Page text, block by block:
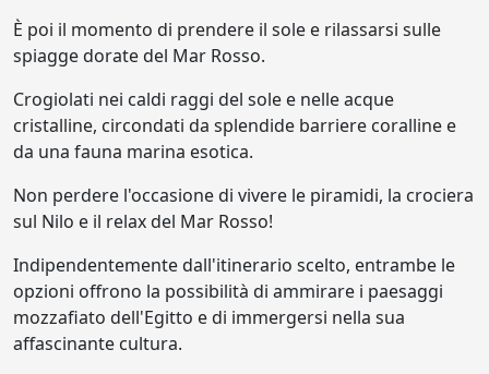
È poi il momento di prendere il sole e rilassarsi sulle
spiagge dorate del Mar Rosso.
Crogiolati nei caldi raggi del sole e nelle acque
cristalline, circondati da splendide barriere coralline e
da una fauna marina esotica.
Non perdere l'occasione di vivere le piramidi, la crociera
sul Nilo e il relax del Mar Rosso!
Indipendentemente dall'itinerario scelto, entrambe le
opzioni offrono la possibilità di ammirare i paesaggi
mozzafiato dell'Egitto e di immergersi nella sua
affascinante cultura.